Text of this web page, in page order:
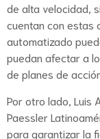
de alta velocidad,
cuentan con estas
automatizado
puedan afectar a
de planes de
Por otro lado, Luis
Paessler
para garantizar la